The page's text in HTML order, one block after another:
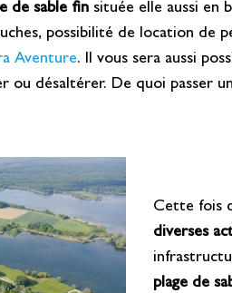
de sable finsituée elle aussi en
possibilité de location de
Aventure. Il vous sera aussi
désaltérer. De quoi passer
Cette fois
diverses
plage de